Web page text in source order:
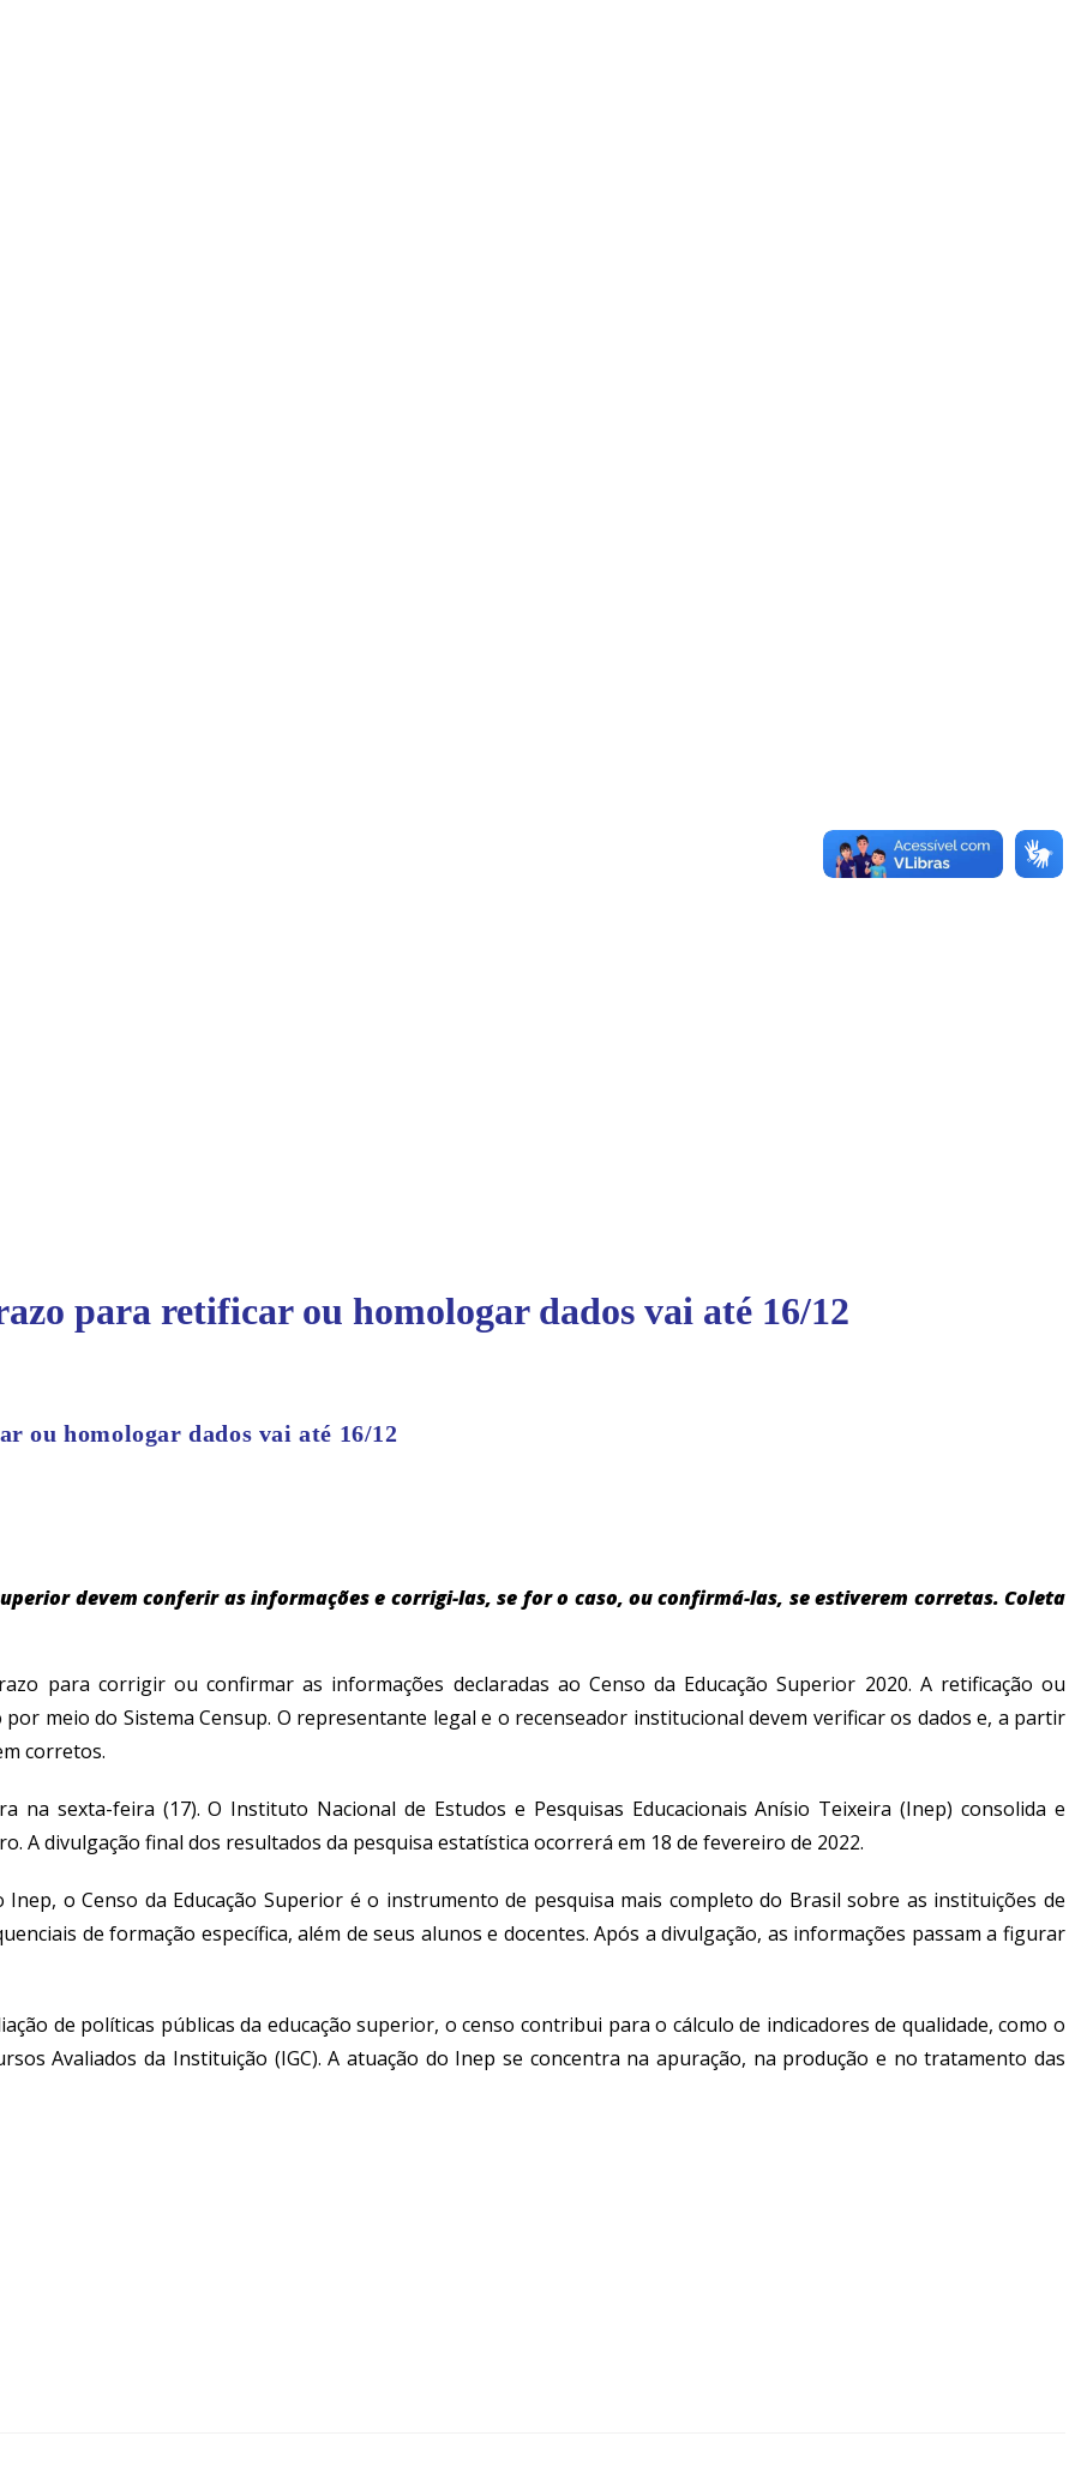
para retificar ou homologar dados vai até 16/12
ou homologar dados vai até 16/12
devem conferir as informações e corrigi-las, se for o caso, ou confirmá-las, se estiverem corretas. Coleta
para corrigir ou confirmar as informações declaradas ao Censo da Educação Superior 2020. A retificação ou
meio do Sistema Censup. O representante legal e o recenseador institucional devem verificar os dados e, a partir
corretos.
na sexta-feira (17). O Instituto Nacional de Estudos e Pesquisas Educacionais Anísio Teixeira (Inep) consolida e
A divulgação final dos resultados da pesquisa estatística ocorrerá em 18 de fevereiro de 2022.
Inep, o Censo da Educação Superior é o instrumento de pesquisa mais completo do Brasil sobre as instituições de
de formação específica, além de seus alunos e docentes. Após a divulgação, as informações passam a figurar
de políticas públicas da educação superior, o censo contribui para o cálculo de indicadores de qualidade, como o
Avaliados da Instituição (IGC). A atuação do Inep se concentra na apuração, na produção e no tratamento das